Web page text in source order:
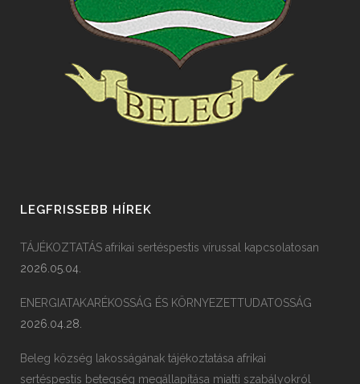
LEGFRISSEBB HÍREK
TÁJÉKOZTATÁS afrikai sertéspestis vírussal kapcsolatosan
2026.05.04.
ENERGIATAKARÉKOSSÁG ÉS KÖRNYEZETTUDATOSSÁG
2026.04.28.
Beleg község lakosságának tájékoztatása afrikai
sertéspestis betegség megállapítása miatti szabályokról